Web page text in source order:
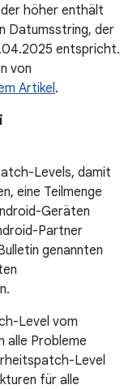
höher enthält
Datumsstring, der
entspricht.
von
Artikel.
Levels, damit
eine Teilmenge
Geräten
Partner
genannten
Level vom
alle Probleme
Level
für alle